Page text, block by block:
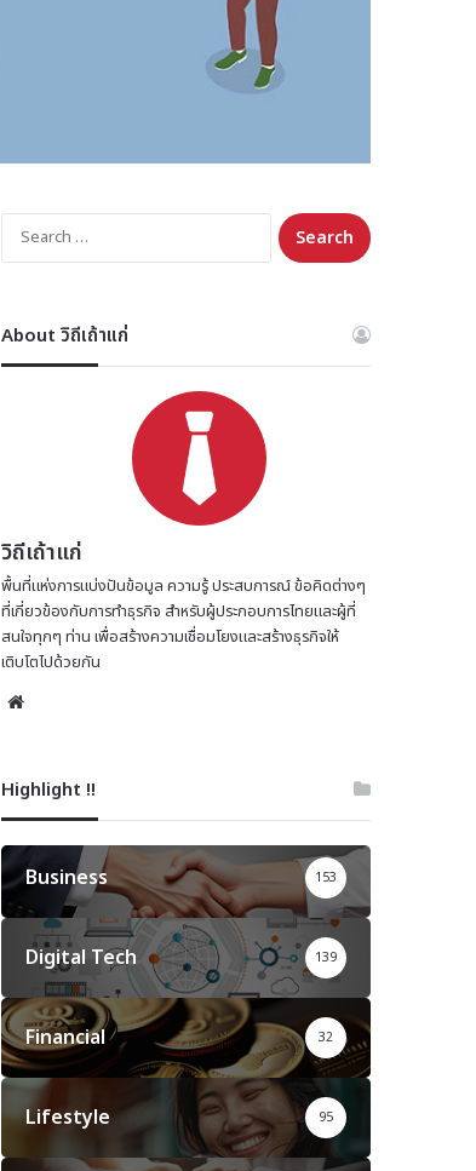
Search
for:
About วิถีเถ้าแก่
วิถีเถ้าแก่
พื้นที่แห่งการแบ่งปันข้อมูล ความรู้ ประสบการณ์ ข้อคิดต่างๆ
ที่เกี่ยวข้องกับการทำธุรกิจ สำหรับผู้ประกอบการไทยและผู้ที่
สนใจทุกๆ ท่าน เพื่อสร้างความเชื่อมโยงและสร้างธุรกิจให้
เติบโตไปด้วยกัน
Highlight !!
Business 153
Digital Tech 139
Financial 32
Lifestyle 95